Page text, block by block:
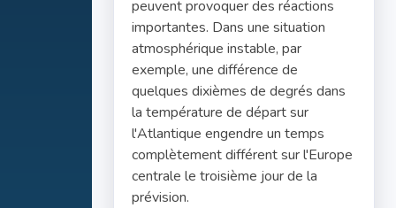
peuvent provoquer des réactions
importantes. Dans une situation
atmosphérique instable, par
exemple, une différence de
quelques dixièmes de degrés dans
la température de départ sur
l'Atlantique engendre un temps
complètement différent sur l'Europe
centrale le troisième jour de la
prévision.